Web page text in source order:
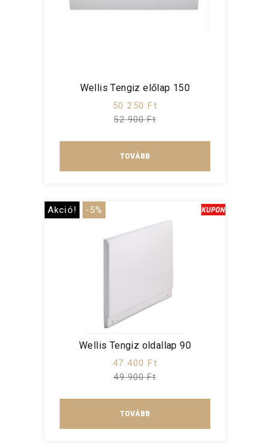
Wellis Tengiz előlap 150
50 250 Ft
52 900 Ft
TOVÁBB
Akció! -5%
Wellis Tengiz oldallap 90
47 400 Ft
49 900 Ft
TOVÁBB